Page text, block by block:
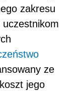
zakresu
uczestnikom
ze
jego